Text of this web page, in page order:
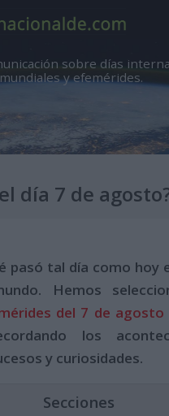
sobre días
mundiales y efemérides.
día 7 de
pasó tal día como hoy
Hemos
del 7 de agosto
los
y curiosidades.
Secciones